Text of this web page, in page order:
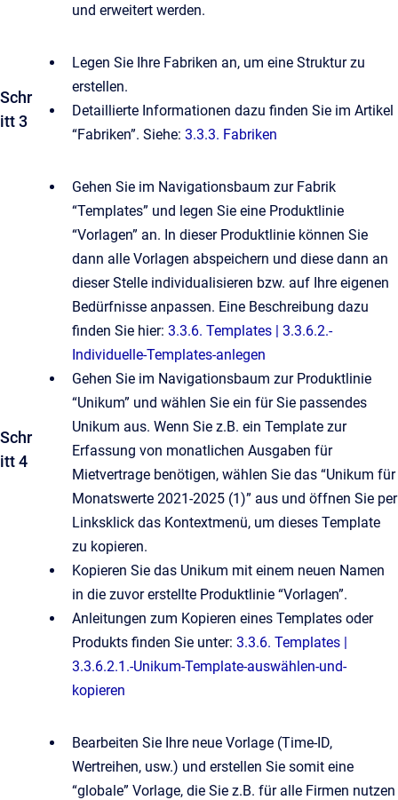
und erweitert werden.
Schr
itt 3
Legen Sie Ihre Fabriken an, um eine Struktur zu
erstellen.
Detaillierte Informationen dazu finden Sie im Artikel
“Fabriken”. Siehe: 3.3.3. Fabriken
Schr
itt 4
Gehen Sie im Navigationsbaum zur Fabrik
“Templates” und legen Sie eine Produktlinie
“Vorlagen” an. In dieser Produktlinie können Sie
dann alle Vorlagen abspeichern und diese dann an
dieser Stelle individualisieren bzw. auf Ihre eigenen
Bedürfnisse anpassen. Eine Beschreibung dazu
finden Sie hier: 3.3.6. Templates | 3.3.6.2.-
Individuelle-Templates-anlegen
Gehen Sie im Navigationsbaum zur Produktlinie
“Unikum” und wählen Sie ein für Sie passendes
Unikum aus. Wenn Sie z.B. ein Template zur
Erfassung von monatlichen Ausgaben für
Mietvertrage benötigen, wählen Sie das “Unikum für
Monatswerte 2021-2025 (1)” aus und öffnen Sie per
Linksklick das Kontextmenü, um dieses Template
zu kopieren.
Kopieren Sie das Unikum mit einem neuen Namen
in die zuvor erstellte Produktlinie “Vorlagen”.
Anleitungen zum Kopieren eines Templates oder
Produkts finden Sie unter: 3.3.6. Templates |
3.3.6.2.1.-Unikum-Template-auswählen-und-
kopieren
Bearbeiten Sie Ihre neue Vorlage (Time-ID,
Wertreihen, usw.) und erstellen Sie somit eine
“globale” Vorlage, die Sie z.B. für alle Firmen nutzen